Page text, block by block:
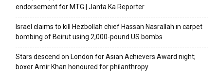
endorsement for MTG | Janta Ka Reporter
Israel claims to kill Hezbollah chief Hassan Nasrallah in carpet
bombing of Beirut using 2,000-pound US bombs
Stars descend on London for Asian Achievers Award night;
boxer Amir Khan honoured for philanthropy